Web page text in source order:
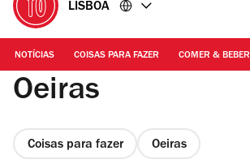
LISBOA
NOTÍCIAS COISAS PARA FAZER COMER & BEBER
Oeiras
Coisas para fazer Oeiras